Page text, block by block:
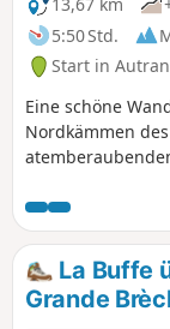
5:50 Std.
Start in
Eine schöne
Nordkämmen
La Buffe
Grande